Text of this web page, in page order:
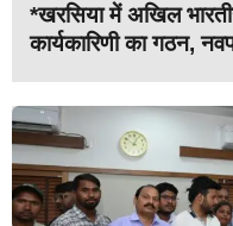
*खरसिया में अखिल भारतीय
कार्यकारिणी का गठन,